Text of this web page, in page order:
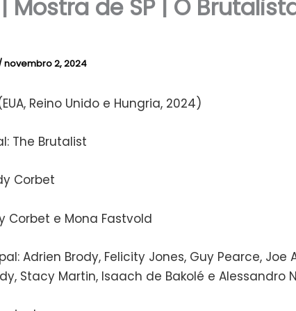
Mostra de SP | O
novembro 2, 2024
Reino Unido e Hungria, 2024)
The Brutalist
Corbet
Corbet e Mona Fastvold
Adrien Brody, Felicity Jones, Guy Pearce, Joe
Stacy Martin, Isaach de Bakolé e Alessandro